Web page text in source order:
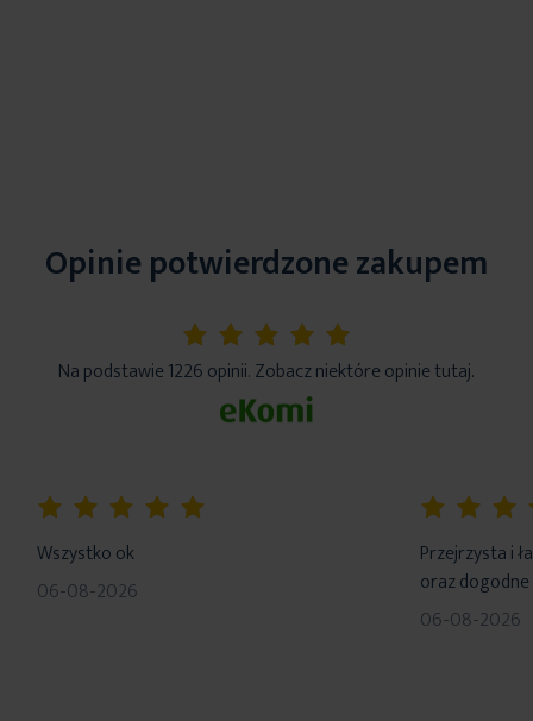
Opinie potwierdzone zakupem
5%
Na podstawie 1226 opinii. Zobacz niektóre opinie tutaj.
Wszystko ok
06-08-2026
Przejrzysta i
oraz
06-08-2026